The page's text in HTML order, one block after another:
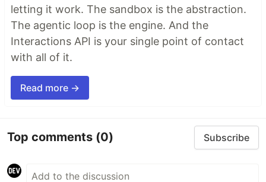
letting it work. The sandbox is the abstraction.
The agentic loop is the engine. And the
Interactions API is your single point of contact
with all of it.
Read more →
Top comments (0) Subscribe